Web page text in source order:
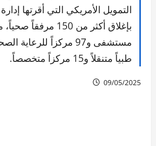
التمويل الأمريكي التي أقرتها
طبياً متنقلاً و15 مركزاً متخصصاً.
09/05/2025